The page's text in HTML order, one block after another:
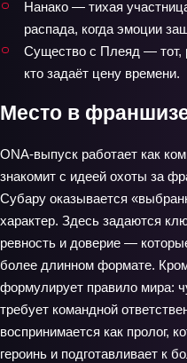
Нанако — тихая
распада, когда эмоции
Существо с Плеяд — тот,
кто задаёт цену времени.
Место в
ONA‑выпуск работает как
знакомит с идеей охоты за
Субару оказывается
характер. Здесь задаются
ревность и доверие —
более длинном формате.
формулирует правило мира:
требует командной
воспринимается как пролог,
героинь и подготавливает к